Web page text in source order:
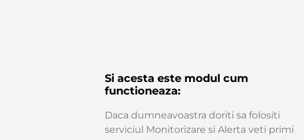
Si acesta este modul cum
functioneaza:
Daca dumneavoastra doriti sa folositi
serviciul Monitorizare si Alerta veti primi